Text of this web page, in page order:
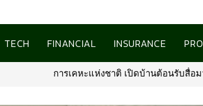
TECH FINANCIAL INSURANCE
อนรับสื่อมวลชน ชูโครงการที่อยู่อาศัยชลบุรี เชื่อม